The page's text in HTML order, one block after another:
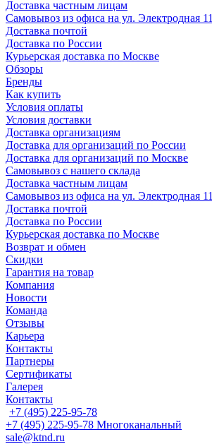
Доставка частным лицам
Самовывоз из офиса на ул. Электродная 11
Доставка почтой
Доставка по России
Курьерская доставка по Москве
Обзоры
Бренды
Как купить
Условия оплаты
Условия доставки
Доставка организациям
Доставка для организаций по России
Доставка для организаций по Москве
Самовывоз с нашего склада
Доставка частным лицам
Самовывоз из офиса на ул. Электродная 11
Доставка почтой
Доставка по России
Курьерская доставка по Москве
Возврат и обмен
Скидки
Гарантия на товар
Компания
Новости
Команда
Отзывы
Карьера
Контакты
Партнеры
Сертификаты
Галерея
Контакты
+7 (495) 225-95-78
+7 (495) 225-95-78 Многоканальный
sale@ktnd.ru